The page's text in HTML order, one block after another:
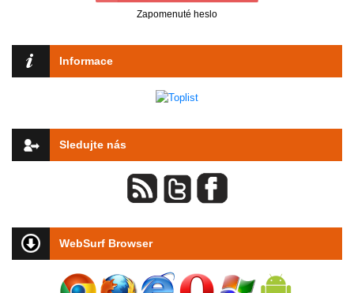
Zapomenuté heslo
Informace
Sledujte nás
WebSurf Browser